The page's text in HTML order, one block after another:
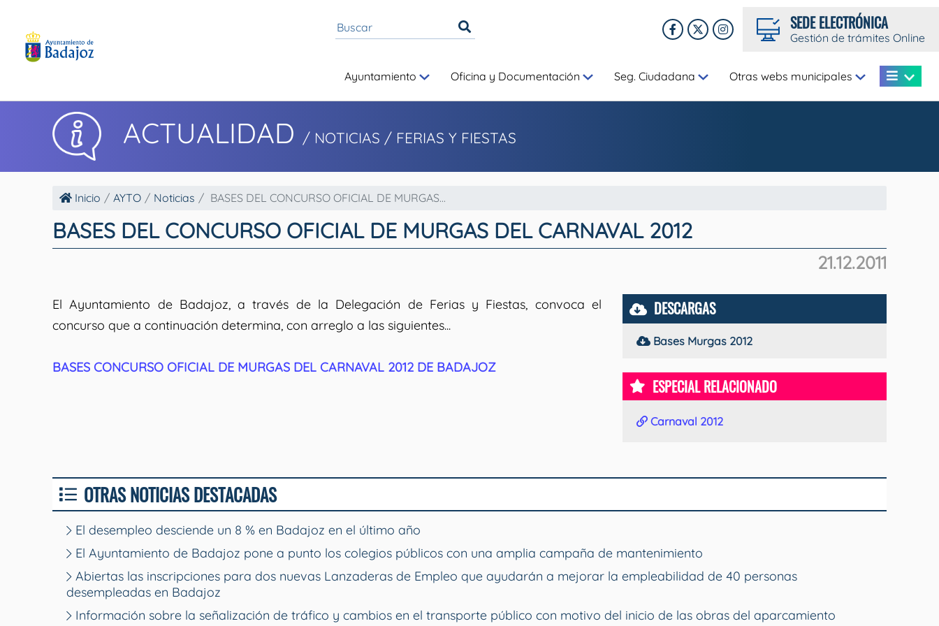
SEDE ELECTRÓNICA
Gestión de trámites Online
Ayuntamiento Oficina y Documentación Seg. Ciudadana Otras webs municipales
ACTUALIDAD / NOTICIAS / FERIAS Y FIESTAS
Inicio AYTO Noticias BASES DEL CONCURSO OFICIAL DE MURGAS...
BASES DEL CONCURSO OFICIAL DE MURGAS DEL CARNAVAL 2012
21.12.2011
El Ayuntamiento de Badajoz, a través de la Delegación de Ferias y Fiestas, convoca el
concurso que a continuación determina, con arreglo a las siguientes...
BASES CONCURSO OFICIAL DE MURGAS DEL CARNAVAL 2012 DE BADAJOZ
DESCARGAS
Bases Murgas 2012
ESPECIAL RELACIONADO
Carnaval 2012
OTRAS NOTICIAS DESTACADAS
El desempleo desciende un 8 % en Badajoz en el último año
El Ayuntamiento de Badajoz pone a punto los colegios públicos con una amplia campaña de mantenimiento
Abiertas las inscripciones para dos nuevas Lanzaderas de Empleo que ayudarán a mejorar la empleabilidad de 40 personas
desempleadas en Badajoz
Información sobre la señalización de tráfico y cambios en el transporte público con motivo del inicio de las obras del aparcamiento